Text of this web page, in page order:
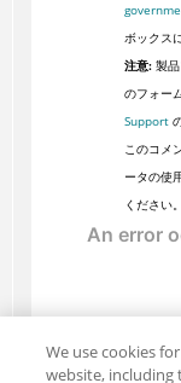
ボックス
注意:製品
のフォー
Support
このコメ
ータの使
ください。
We use cookies
website, including